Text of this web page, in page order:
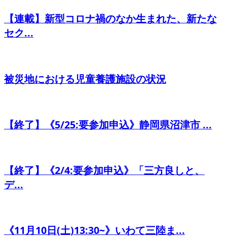
【連載】新型コロナ禍のなか生まれた、新たな
セク...
被災地における児童養護施設の状況
【終了】《5/25:要参加申込》静岡県沼津市 ...
【終了】《2/4:要参加申込》「三方良しと、
デ...
《11月10日(土)13:30~》いわて三陸ま...